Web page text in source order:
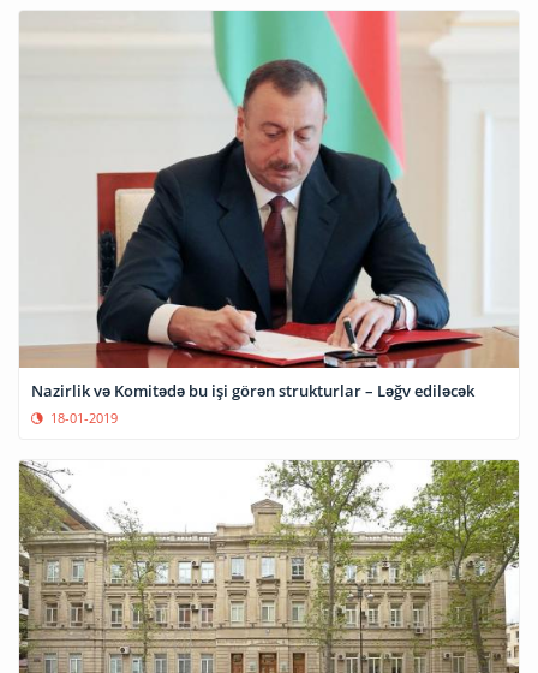
Nazirlik və Komitədə bu işi görən strukturlar – Ləğv ediləcək
18-01-2019